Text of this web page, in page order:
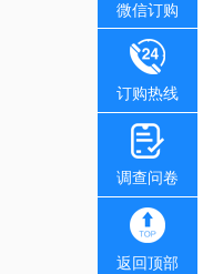
微信订购
订购热线
调查问卷
返回顶部